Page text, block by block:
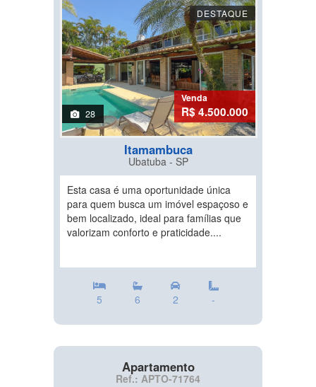
DESTAQUE
28
Venda
R$ 4.500.000
Itamambuca
Ubatuba - SP
Esta casa é uma oportunidade única
para quem busca um imóvel espaçoso e
bem localizado, ideal para famílias que
valorizam conforto e praticidade....
5 6 2 -
Apartamento
Ref.: APTO-71764